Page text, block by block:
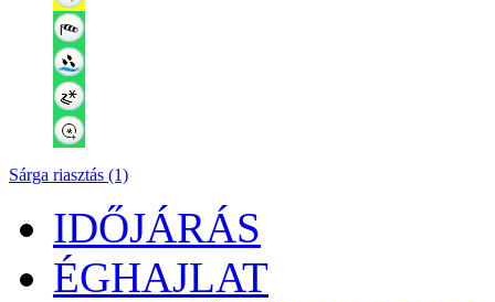
Sárga riasztás (1)
IDŐJÁRÁS
ÉGHAJLAT